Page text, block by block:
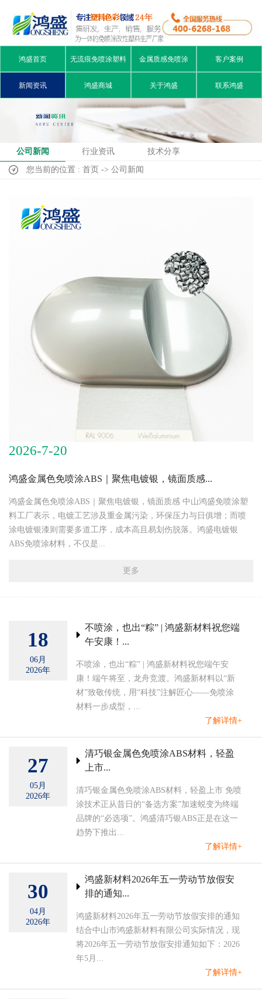
鸿盛首页 无流痕免喷涂塑料 金属质感免喷涂 客户案例
新闻资讯 鸿盛商城 关于鸿盛 联系鸿盛
公司新闻 行业资讯 技术分享
您当前的位置 : 首页 -> 公司新闻
2026-7-20
鸿盛金属色免喷涂ABS｜聚焦电镀银，镜面质感...
鸿盛金属色免喷涂ABS｜聚焦电镀银，镜面质感 中山鸿盛免喷涂塑
料工厂表示，电镀工艺涉及重金属污染，环保压力与日俱增；而喷
涂电镀银漆则需要多道工序，成本高且易划伤脱落。鸿盛电镀银
ABS免喷涂材料，不仅是...
更多
18
06月
2026年
不喷涂，也出“粽” | 鸿盛新材料祝您端
午安康！...
不喷涂，也出“粽” | 鸿盛新材料祝您端午安
康！端午将至，龙舟竞渡。鸿盛新材料以“新
材”致敬传统，用“科技”注解匠心——免喷涂
材料一步成型，...
了解详情+
27
05月
2026年
清巧银金属色免喷涂ABS材料，轻盈
上市...
清巧银金属色免喷涂ABS材料，轻盈上市 免喷
涂技术正从昔日的“备选方案”加速蜕变为终端
品牌的“必选项”。鸿盛清巧银ABS正是在这一
趋势下推出...
了解详情+
30
04月
2026年
鸿盛新材料2026年五一劳动节放假安
排的通知...
鸿盛新材料2026年五一劳动节放假安排的通知
结合中山市鸿盛新材料有限公司实际情况，现
将2026年五一劳动节放假安排通知如下：2026
年5月...
了解详情+